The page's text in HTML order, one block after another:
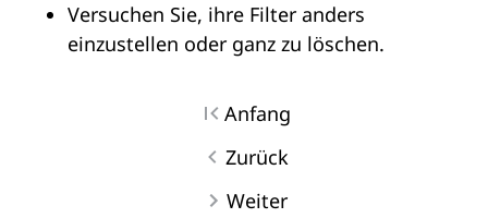
Versuchen Sie, ihre Filter anders
einzustellen oder ganz zu löschen.
Anfang
Zurück
Weiter